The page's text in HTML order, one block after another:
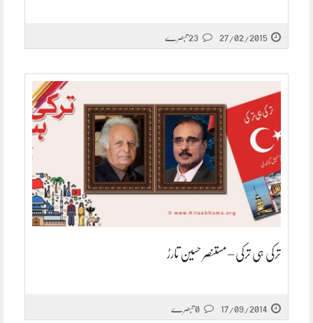
27/02/2015
ترکی ہی ترکی – مستنصر حسین تارڑ
17/09/2014